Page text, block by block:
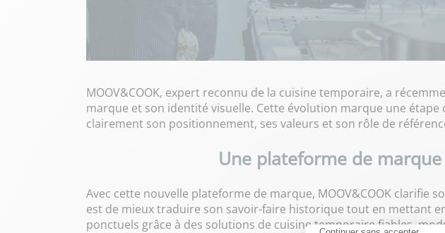
MOOV&COOK, expert reconnu de la cuisine temporaire, a
marque et son identité visuelle. Cette évolution marque une étape
clairement son positionnement, ses valeurs et son rôle de
Une plateforme de
Avec cette nouvelle plateforme de marque, MOOV&COOK clarifie
est de mieux traduire son savoir-faire historique tout en mettant
ponctuels grâce à des solutions de cuisine temporaire fiables,